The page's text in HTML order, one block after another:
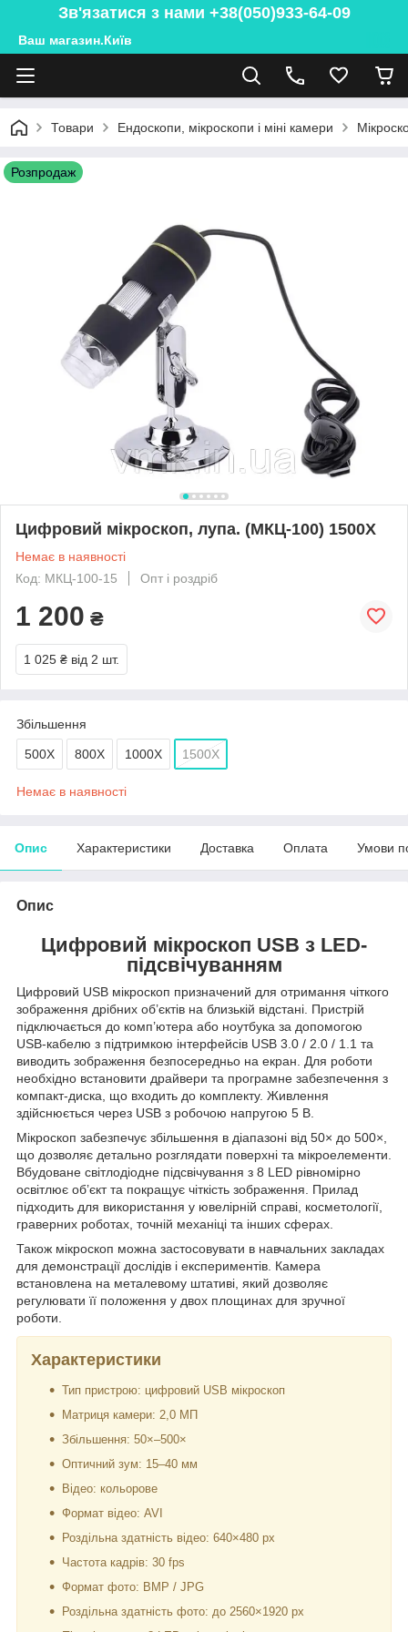
Зв'язатися з нами +38(050)933-64-09
Ваш магазин.Київ
Товари Ендоскопи, мікроскопи і міні камери
Розпродаж
Цифровий мікроскоп, лупа. (МКЦ-100) 1500Х
Немає в наявності
Код: МКЦ-100-15
Опт і роздріб
1 200 ₴
1 025 ₴ від 2 шт.
Збільшення
500Х 800Х 1000Х 1500Х
Немає в наявності
Опис Характеристики Доставка Оплата Умови
Опис
Цифровий мікроскоп USB з LED-
підсвічуванням
Цифровий USB мікроскоп призначений для отримання чіткого
зображення дрібних об’єктів на близькій відстані. Пристрій
підключається до комп’ютера або ноутбука за допомогою
USB-кабелю з підтримкою інтерфейсів USB 3.0 / 2.0 / 1.1 та
виводить зображення безпосередньо на екран. Для роботи
необхідно встановити драйвери та програмне забезпечення з
компакт-диска, що входить до комплекту. Живлення
здійснюється через USB з робочою напругою 5 В.
Мікроскоп забезпечує збільшення в діапазоні від 50× до 500×,
що дозволяє детально розглядати поверхні та мікроелементи.
Вбудоване світлодіодне підсвічування з 8 LED рівномірно
освітлює об’єкт та покращує чіткість зображення. Прилад
підходить для використання у ювелірній справі, косметології,
граверних роботах, точній механіці та інших сферах.
Також мікроскоп можна застосовувати в навчальних закладах
для демонстрації дослідів і експериментів. Камера
встановлена на металевому штативі, який дозволяє
регулювати її положення у двох площинах для зручної
роботи.
Характеристики
Тип пристрою: цифровий USB мікроскоп
Матриця камери: 2,0 МП
Збільшення: 50×–500×
Оптичний зум: 15–40 мм
Відео: кольорове
Формат відео: AVI
Роздільна здатність відео: 640×480 px
Частота кадрів: 30 fps
Формат фото: BMP / JPG
Роздільна здатність фото: до 2560×1920 px